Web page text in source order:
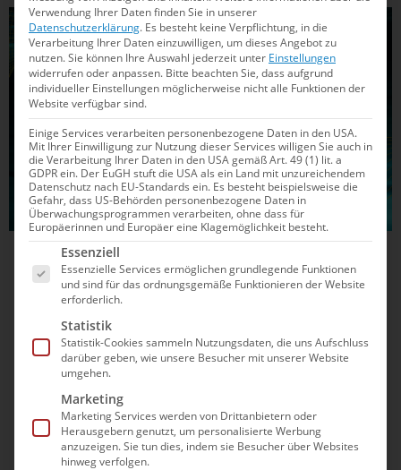
PSYCHOLOGIE
05.02.2025 17:00
Können ist die Kunst des Wollens
Können ist die Kunst des Wollens: Wenn die Ziele im Kopf
nicht klar genug formuliert sind, drohen Probleme.
Diplompsychologin Fanka Weber erklärt in ihrer Kolumne,
wie wir unsere Motivation selbst steuern können.
Verwendung Ihrer Daten finden Sie in unserer
Datenschutzerklärung. Es besteht keine Verpflichtung, in die
Verarbeitung Ihrer Daten einzuwilligen, um dieses Angebot zu
nutzen.Sie können Ihre Auswahl jederzeit unter Einstellungen
widerrufen oder anpassen. Bitte beachten Sie, dass aufgrund
individueller Einstellungen möglicherweise nicht alle Funktionen der
Website verfügbar sind.
Einige Services verarbeiten personenbezogene Daten in den USA.
Mit Ihrer Einwilligung zur Nutzung dieser Services willigen Sie auch in
die Verarbeitung Ihrer Daten in den USA gemäß Art. 49 (1) lit. a
GDPR ein. Der EuGH stuft die USA als ein Land mit unzureichendem
Datenschutz nach EU-Standards ein. Es besteht beispielsweise die
Gefahr, dass US-Behörden personenbezogene Daten in
Überwachungsprogrammen verarbeiten, ohne dass für
Europäerinnen und Europäer eine Klagemöglichkeit besteht.
Es folgt eine Liste der Service-Gruppen, für die
Essenziell
Essenzielle Services ermöglichen grundlegende Funktionen
und sind für das ordnungsgemäße Funktionieren der Website
erforderlich.
Statistik
Statistik-Cookies sammeln Nutzungsdaten, die uns Aufschluss
darüber geben, wie unsere Besucher mit unserer Website
umgehen.
Marketing
Marketing Services werden von Drittanbietern oder
Herausgebern genutzt, um personalisierte Werbung
anzuzeigen. Sie tun dies, indem sie Besucher über Websites
hinweg verfolgen.